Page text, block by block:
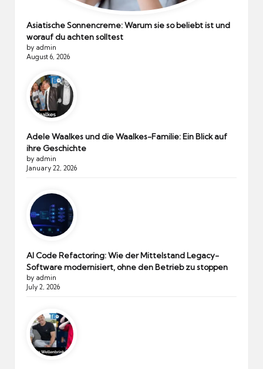
Asiatische Sonnencreme: Warum sie so beliebt ist und
worauf du achten solltest
by admin
August 6, 2026
Adele Waalkes und die Waalkes-Familie: Ein Blick auf
ihre Geschichte
by admin
January 22, 2026
AI Code Refactoring: Wie der Mittelstand Legacy-
Software modernisiert, ohne den Betrieb zu stoppen
by admin
July 2, 2026